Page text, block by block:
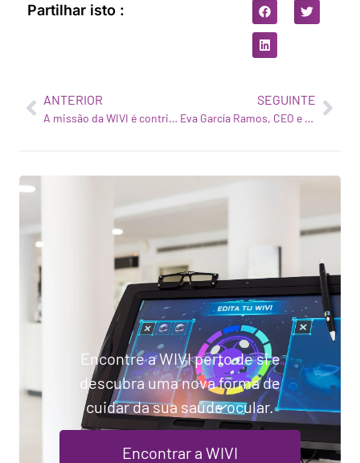
Partilhar isto :
ANTERIOR
A missão da WIVI é contribuir para melhorar a qualidade de vida das pessoas
SEGUINTE
Eva García Ramos, CEO e co-fundadora da WIVI Vision, vencedora do Hearst Lab
Encontre a WIVI perto de si e
descubra uma nova forma de
cuidar da sua saúde ocular.
Encontrar a WIVI